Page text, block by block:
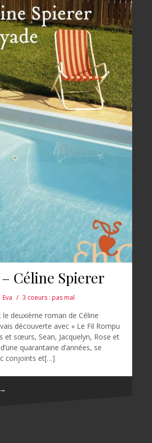
Céline Spierer
Eva 3 coeurs : pas mal
le deuxième roman de Céline
découverte avec « Le Fil Rompu
et sœurs, Sean, Jacquelyn, Rose et
quarantaine d’années, se
conjoints et[…]